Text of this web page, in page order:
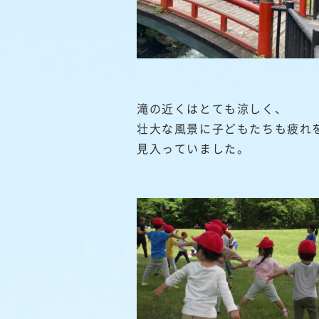
滝の近くはとても涼しく、
壮大な風景に子どもたちも疲れ
見入っていました。